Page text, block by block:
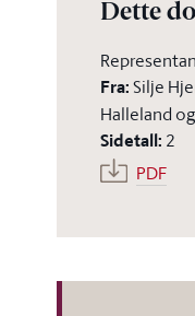
Dette
Fra:Silje
Halleland
Sidetall: 2
PDF